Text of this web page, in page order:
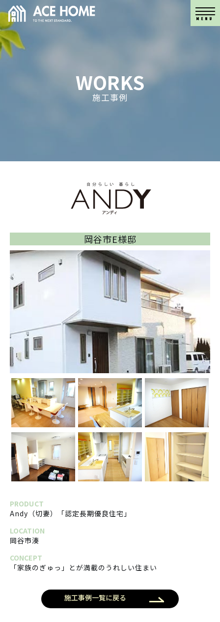
MENU
MENU
WORKS
施工事例
岡谷市E様邸
PRODUCT
Andy（切妻）「認定長期優良住宅」
LOCATION
岡谷市湊
CONCEPT
「家族のぎゅっ」とが満載のうれしい住まい
施工事例一覧に戻る